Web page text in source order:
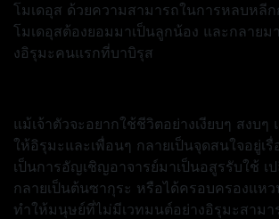
โมเดอุส ด้วยความสามารถในการหลบหลี
โมเดอุสต้องยอมมาเป็นลูกน้อง และกลายม
งอิรุมะคนแรกที่บาบิรุส
แม้เจ้าตัวจะอยากใช้ชีวิตอย่างเงียบๆ สงบ
ให้อิรุมะและเพื่อนๆ กลายเป็นจุดสนใจอยู่เรื่
เป็นการอัญเชิญอาจารย์มาเป็นอสูรรับใช้ เ
กลายเป็นต้นซากุระ หรือได้ครอบครองแห
ทำให้มนุษย์ที่ไม่มีเวทมนต์อย่างอิรุมะสามา